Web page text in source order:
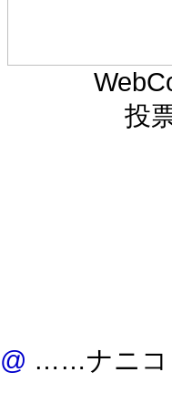
投
@ ……ナニコ